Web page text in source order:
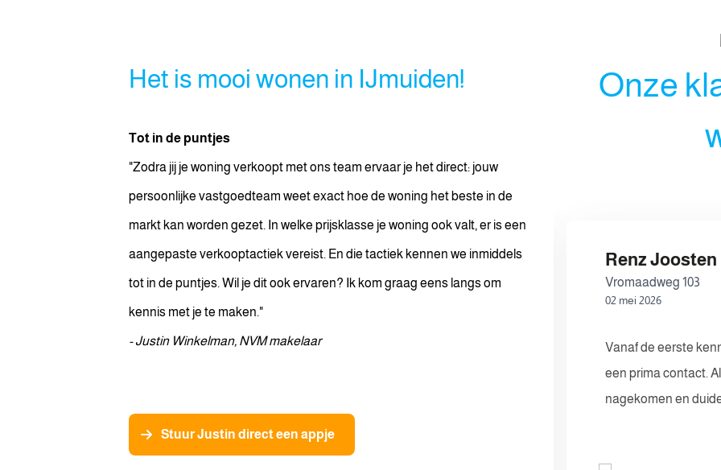
Het is mooi wonen in IJmuiden!
Tot in de puntjes
"Zodra jij je woning verkoopt met ons team ervaar je het direct: jouw
persoonlijke vastgoedteam weet exact hoe de woning het beste in de
markt kan worden gezet. In welke prijsklasse je woning ook valt, er is een
aangepaste verkooptactiek vereist. En die tactiek kennen we inmiddels
tot in de puntjes. Wil je dit ook ervaren? Ik kom graag eens langs om
kennis met je te maken."
- Justin Winkelman, NVM makelaar
Stuur Justin direct een appje
Onze
Anoniem
Iepenlaan 34 10
Fijne makelaar, duidelijke communicatie zonder
Renz Joosten
Vromaadweg 103
02 mei 2026
Vanaf de eerste
een prima contact.
nagekomen en